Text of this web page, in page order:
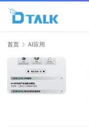
首页 AI应用